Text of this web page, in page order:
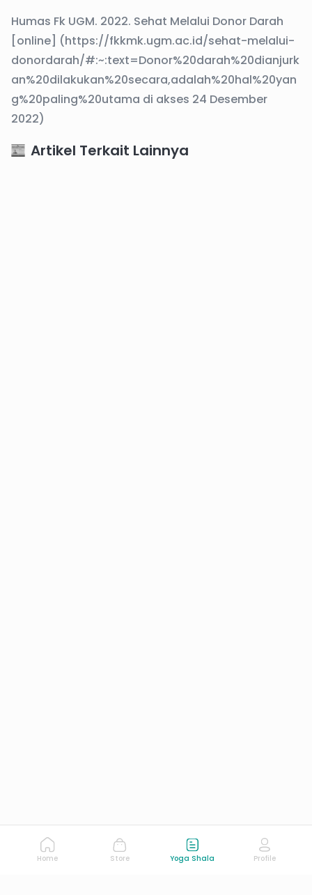
Humas Fk UGM. 2022. Sehat Melalui Donor Darah
[online] (https://fkkmk.ugm.ac.id/sehat-melalui-
donordarah/#:~:text=Donor%20darah%20dianjurk
an%20dilakukan%20secara,adalah%20hal%20yan
g%20paling%20utama di akses 24 Desember
2022)
Artikel Terkait Lainnya
Home Store Yoga Shala Profile